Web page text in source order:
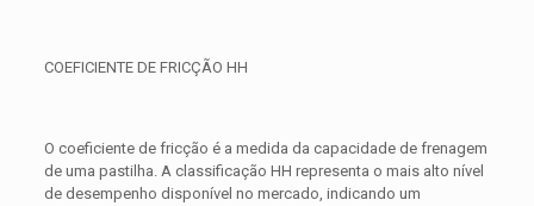
COEFICIENTE DE FRICÇÃO HH
O coeficiente de fricção é a medida da capacidade de frenagem
de uma pastilha. A classificação HH representa o mais alto nível
de desempenho disponível no mercado, indicando um